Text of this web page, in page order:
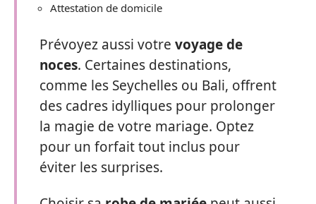
Attestation de domicile
Prévoyez aussi votre voyage de
noces. Certaines destinations,
comme les Seychelles ou Bali, offrent
des cadres idylliques pour prolonger
la magie de votre mariage. Optez
pour un forfait tout inclus pour
éviter les surprises.